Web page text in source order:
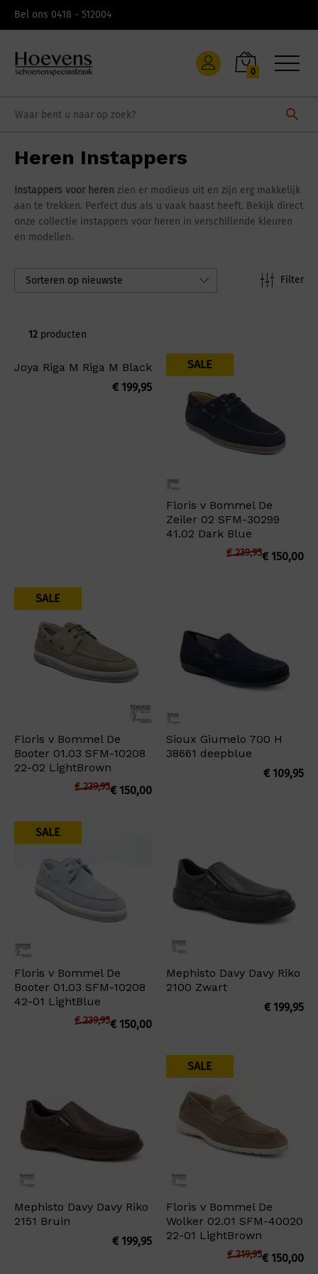
Bel ons 0418 - 512004
0
Heren Instappers
Instappers voor heren zien er modieus uit en zijn erg makkelijk
aan te trekken. Perfect dus als u vaak haast heeft. Bekijk direct
onze collectie instappers voor heren in verschillende kleuren
en modellen.
Filter
Sorteren op nieuwste
12 producten
Joya Riga M Riga M Black
€199,95
SALE
Floris v Bommel De
Zeiler 02 SFM-30299
41.02 Dark Blue
€150,00
€239,95
SALE
Floris v Bommel De
Booter 01.03 SFM-10208
22-02 LightBrown
€150,00
€239,95
Sioux Giumelo 700 H
38661 deepblue
€109,95
SALE
Floris v Bommel De
Booter 01.03 SFM-10208
42-01 LightBlue
€150,00
€239,95
Mephisto Davy Davy Riko
2100 Zwart
€199,95
Mephisto Davy Davy Riko
2151 Bruin
€199,95
SALE
Floris v Bommel De
Wolker 02.01 SFM-40020
22-01 LightBrown
€150,00
€219,95